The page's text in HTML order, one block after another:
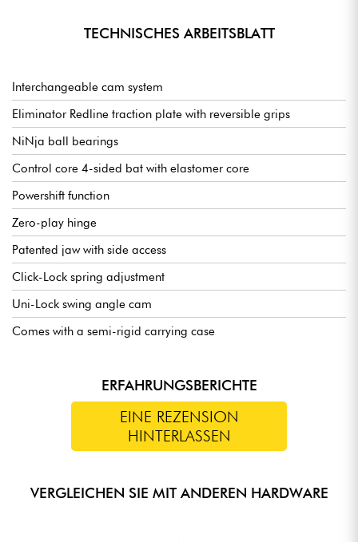
TECHNISCHES ARBEITSBLATT
Interchangeable cam system
Eliminator Redline traction plate with reversible grips
NiNja ball bearings
Control core 4-sided bat with elastomer core
Powershift function
Zero-play hinge
Patented jaw with side access
Click-Lock spring adjustment
Uni-Lock swing angle cam
Comes with a semi-rigid carrying case
ERFAHRUNGSBERICHTE
EINE REZENSION
HINTERLASSEN
VERGLEICHEN SIE MIT ANDEREN HARDWARE